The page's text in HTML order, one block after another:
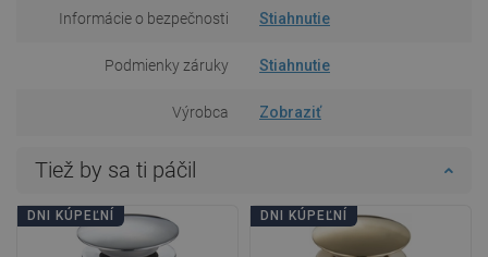
Informácie o bezpečnosti Stiahnutie
Podmienky záruky Stiahnutie
Výrobca Zobraziť
Tiež by sa ti páčil
DNI KÚPEĽNÍ DNI KÚPEĽNÍ